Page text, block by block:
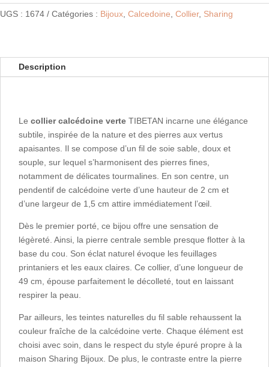
UGS : 1674 Catégories : Bijoux Calcedoine Collier, Sharing
Description
Le collier calcédoine verte TIBETAN incarne une élégance
subtile, inspirée de la nature et des pierres aux vertus
apaisantes. Il se compose d’un fil de soie sable, doux et
souple, sur lequel s’harmonisent des pierres fines,
notamment de délicates tourmalines. En son centre, un
pendentif de calcédoine verte d’une hauteur de 2 cm et
d’une largeur de 1,5 cm attire immédiatement l’œil.
Dès le premier porté, ce bijou offre une sensation de
légèreté. Ainsi, la pierre centrale semble presque flotter à la
base du cou. Son éclat naturel évoque les feuillages
printaniers et les eaux claires. Ce collier, d’une longueur de
49 cm, épouse parfaitement le décolleté, tout en laissant
respirer la peau.
Par ailleurs, les teintes naturelles du fil sable rehaussent la
couleur fraîche de la calcédoine verte. Chaque élément est
choisi avec soin, dans le respect du style épuré propre à la
maison Sharing Bijoux. De plus, le contraste entre la pierre